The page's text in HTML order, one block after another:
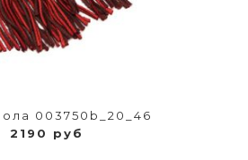
003750b_20_46
2190 руб